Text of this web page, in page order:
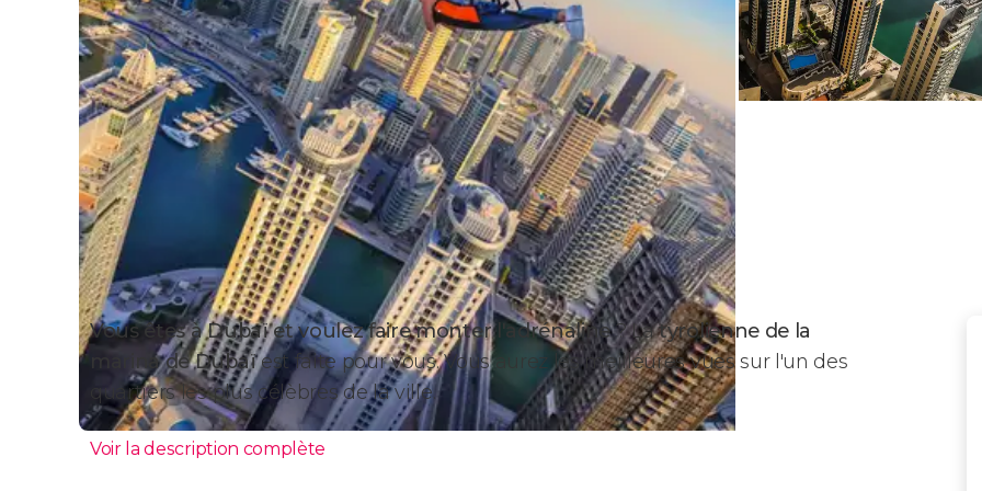
Vous êtes à Dubaï et voulez faire monter l'adrénaline? Latyrolienne de la
marina de Dubaïest faite pour vous. Vous aurez les meilleures vues sur l'un des
quartiers les plus célèbres de la ville.
Voir la description complète